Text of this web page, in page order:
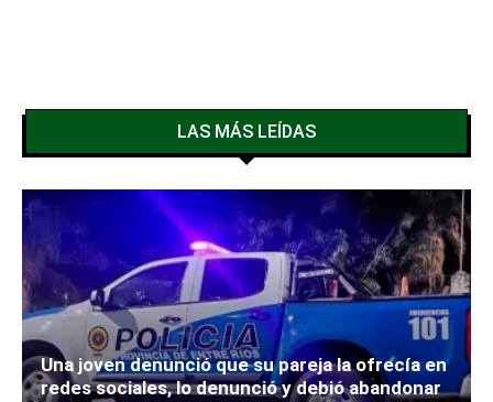
LAS MÁS LEÍDAS
Una joven denunció que su pareja la ofrecía en
redes sociales, lo denunció y debió abandonar